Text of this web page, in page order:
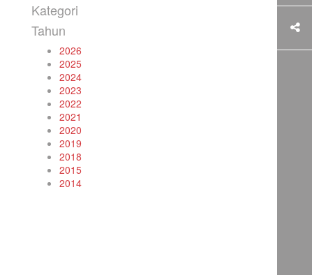
Kategori
Tahun
2026
2025
2024
2023
2022
2021
2020
2019
2018
2015
2014